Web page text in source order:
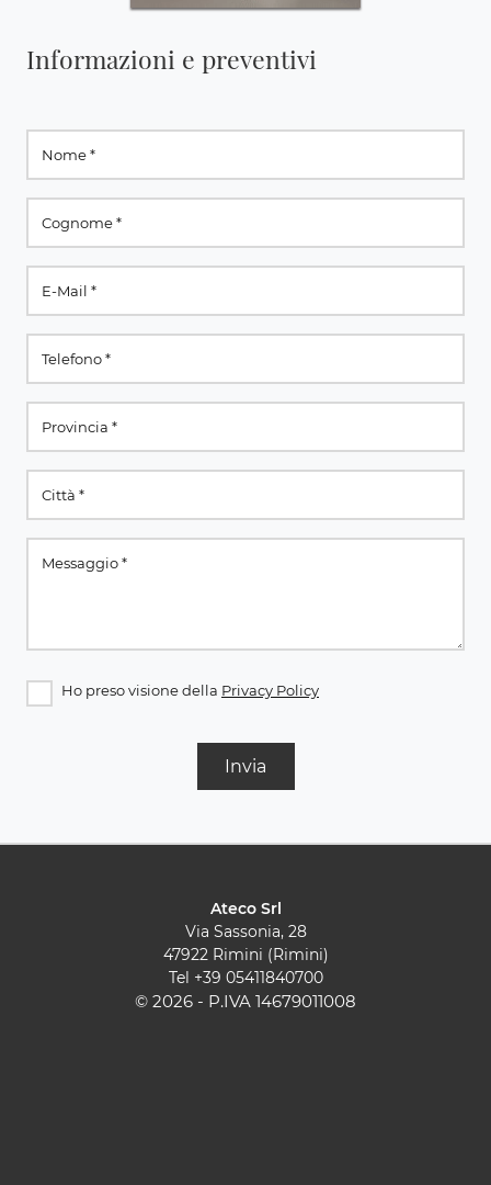
Informazioni e preventivi
Ho preso visione della Privacy Policy
Invia
Ateco Srl
Via Sassonia, 28
47922 Rimini (Rimini)
Tel +39 05411840700
© 2026 - P.IVA 14679011008